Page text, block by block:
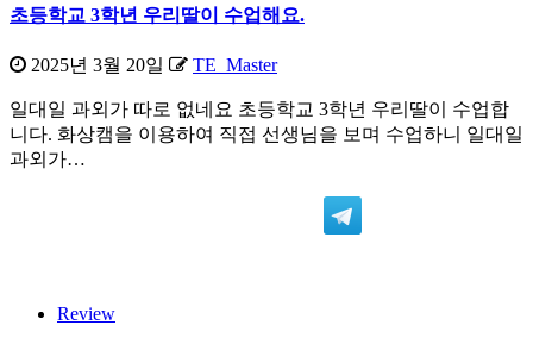
초등학교 3학년 우리딸이 수업해요.
2025년 3월 20일 TE_Master
일대일 과외가 따로 없네요 초등학교 3학년 우리딸이 수업합
니다. 화상캠을 이용하여 직접 선생님을 보며 수업하니 일대일
과외가…
Review